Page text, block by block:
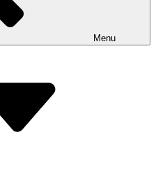
Menu